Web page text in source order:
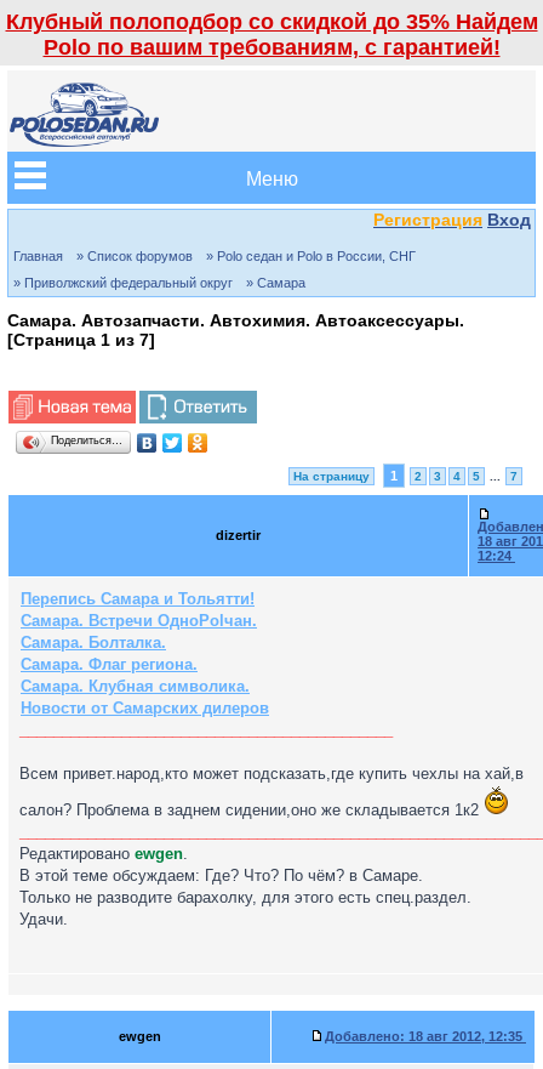
Клубный полоподбор со скидкой до 35% Найдем
Polo по вашим требованиям, с гарантией!
Меню
Регистрация Вход
Главная » Список форумов
» Polo седан и Polo в России, СНГ
» Приволжский федеральный округ
» Самара
Самара. Автозапчасти. Автохимия. Автоаксессуары.
[Страница 1 из 7]
Поделиться…
На страницу 1 2 3 4 5 7
dizertir
18 авг
12:24
Перепись Самара и Тольятти!
Самара. Встречи ОдноPolчан.
Самара. Болталка.
Самара. Флаг региона.
Самара. Клубная символика.
Новости от Самарских дилеров
Всем привет.народ,кто может подсказать,где купить чехлы на хай,в
салон? Проблема в заднем сидении,оно же складывается 1к2
Редактировано ewgen.
В этой теме обсуждаем: Где? Что? По чём? в Самаре.
Только не разводите барахолку, для этого есть спец.раздел.
Удачи.
ewgen Добавлено: 18 авг 2012, 12:35